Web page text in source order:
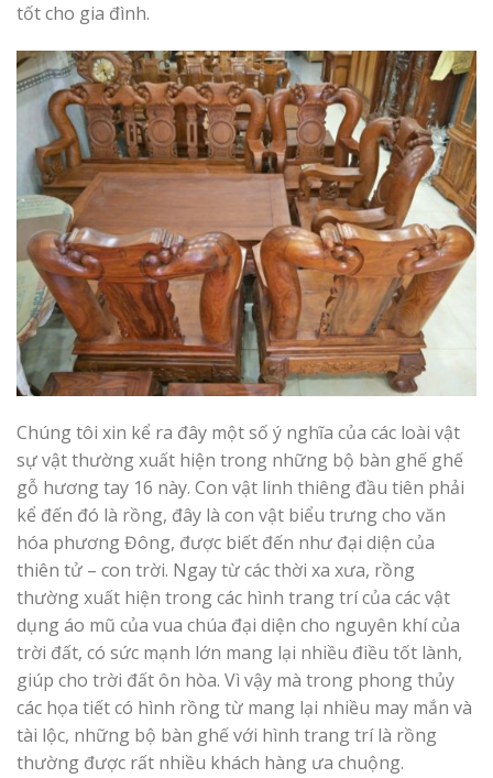
tốt cho gia đình.
Chúng tôi xin kể ra đây một số ý nghĩa của các loài vật
sự vật thường xuất hiện trong những bộ bàn ghế ghế
gỗ hương tay 16 này. Con vật linh thiêng đầu tiên phải
kể đến đó là rồng, đây là con vật biểu trưng cho văn
hóa phương Đông, được biết đến như đại diện của
thiên tử – con trời. Ngay từ các thời xa xưa, rồng
thường xuất hiện trong các hình trang trí của các vật
dụng áo mũ của vua chúa đại diện cho nguyên khí của
trời đất, có sức mạnh lớn mang lại nhiều điều tốt lành,
giúp cho trời đất ôn hòa. Vì vậy mà trong phong thủy
các họa tiết có hình rồng từ mang lại nhiều may mắn và
tài lộc, những bộ bàn ghế với hình trang trí là rồng
thường được rất nhiều khách hàng ưa chuộng.